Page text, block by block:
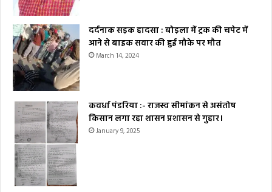
दर्दनाक सड़क हादसा : बोड़ला में ट्रक की चपेट में
आने से बाइक सवार की हुई मौके पर मौत
March 14, 2024
कवर्धा पंडरिया :- राजस्व सीमांकन से असंतोष
किसान लगा रहा शासन प्रशासन से गुहार।
January 9, 2025